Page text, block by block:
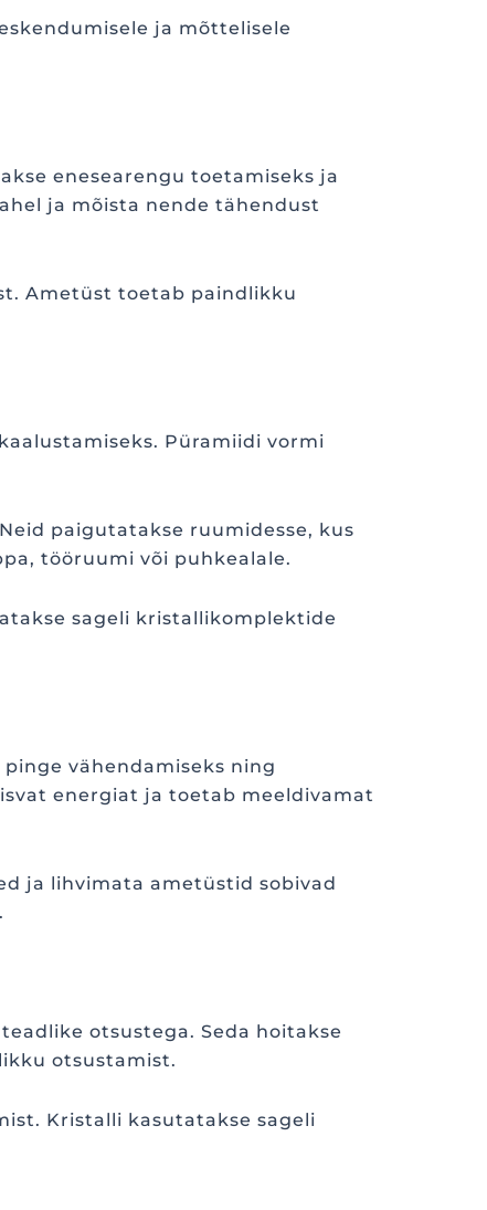
ja mõttelisele
enesearengu toetamiseks ja
ja mõista nende tähendust
Ametüst toetab paindlikku
Püramiidi vormi
paigutatakse ruumidesse, kus
tööruumi või puhkealale.
sageli kristallikomplektide
vähendamiseks ning
energiat ja toetab meeldivamat
ja lihvimata ametüstid sobivad
otsustega. Seda hoitakse
otsustamist.
Kristalli kasutatakse sageli